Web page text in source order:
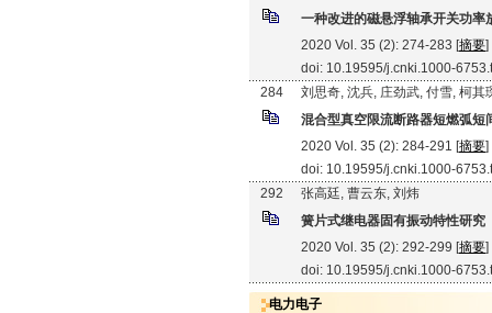
一种改进的磁悬浮轴承开关功率
2020 Vol. 35 (2): 274-283 [摘要]
doi: 10.19595/j.cnki.1000-
284
刘思奇, 沈兵, 庄劲武, 付雪, 柯其
混合型真空限流断路器短燃弧短
2020 Vol. 35 (2): 284-291 [摘要]
doi: 10.19595/j.cnki.1000-
292
张高廷, 曹云东, 刘炜
簧片式继电器固有振动特性研究
2020 Vol. 35 (2): 292-299 [摘要]
doi: 10.19595/j.cnki.1000-
电力电子